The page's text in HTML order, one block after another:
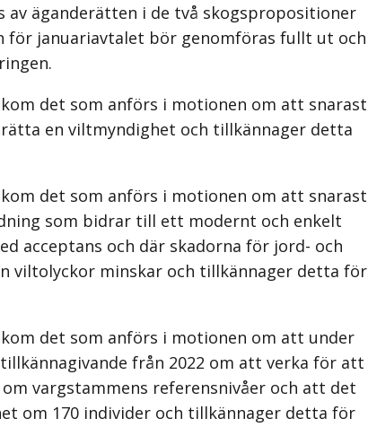
äganderätten i de två skogspropositioner
för januariavtalet bör genomföras fullt ut och
det som anförs i motionen om att snarast
en viltmyndighet och tillkännager detta
det som anförs i motionen om att snarast
som bidrar till ett modernt och enkelt
acceptans och där skadorna för jord- och
viltolyckor minskar och tillkännager detta för
det som anförs i motionen om att under
från 2022 om att verka för att
vargstammens referensnivåer och att det
om 170 individer och tillkännager detta för